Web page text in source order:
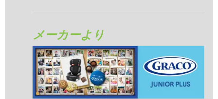
メーカーより